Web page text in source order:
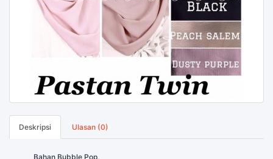
Deskripsi Ulasan (0)
Bahan Bubble Pop,